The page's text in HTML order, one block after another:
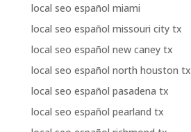
local seo español miami
local seo español missouri city tx
local seo español new caney tx
local seo español north houston tx
local seo español pasadena tx
local seo español pearland tx